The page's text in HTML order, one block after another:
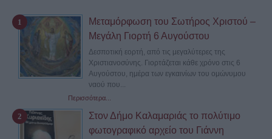
Μεταμόρφωση του Σωτήρος Χριστού –
Μεγάλη Γιορτή 6 Αυγούστου
Δεσποτική εορτή, από τις μεγαλύτερες της
Χριστιανοσύνης. Γιορτάζεται κάθε χρόνο στις 6
Αυγούστου, ημέρα των εγκαινίων του ομώνυμου
ναού που...
Περισσότερα...
Στον Δήμο Καλαμαριάς το πολύτιμο
φωτογραφικό αρχείο του Γιάννη